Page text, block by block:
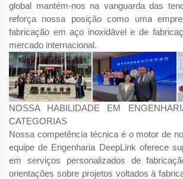
global mantém-nos na vanguarda das
reforça nossa posição como uma
fabricação em aço inoxidável e de
mercado internacional.
NOSSA HABILIDADE EM
CATEGORIAS
Nossa competência técnica é o motor de
equipe de Engenharia DeepLink oferece
em serviços personalizados de
orientações sobre projetos voltados à